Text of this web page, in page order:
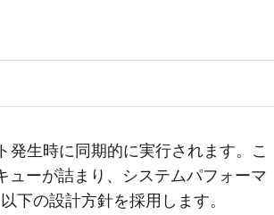
発生時に同期的に実行されます。こ
ューが詰まり、システムパフォーマ
下の設計方針を採用します。